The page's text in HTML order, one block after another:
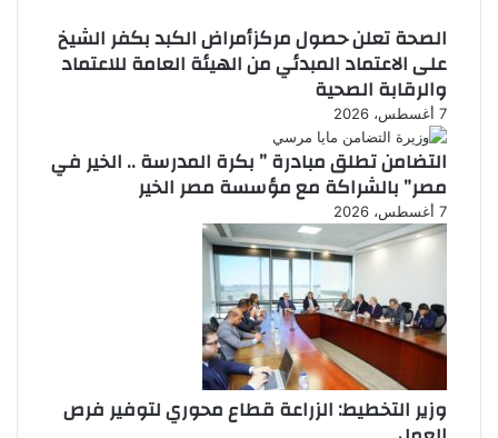
الصحة تعلن حصول مركزأمراض الكبد بكفر الشيخ
على الاعتماد المبدئي من الهيئة العامة للاعتماد
والرقابة الصحية
7 أغسطس، 2026
التضامن تطلق مبادرة ” بكرة المدرسة .. الخير في
مصر” بالشراكة مع مؤسسة مصر الخير
7 أغسطس، 2026
وزير التخطيط: الزراعة قطاع محوري لتوفير فرص